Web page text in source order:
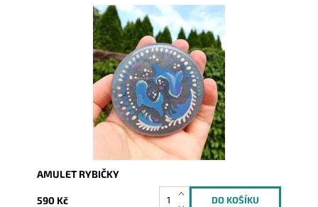
Skladem
4446
AMULET RYBIČKY
590 Kč